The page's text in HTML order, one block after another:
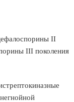
ІІ
ІІІ поколения